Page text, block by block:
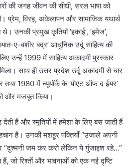
की जगह जीवन की सीधी, सरल भाषा को
प्रेम, विरह, अकेलापन और सामाजिक यथार्थ
उनकी प्रमुख कृतियाँ ‘इकाई’, ‘इमेज’,
ए-बशीर बद्र’ आधुनिक उर्दू साहित्य की
उन्हें 1999 में साहित्य अकादमी पुरस्कार
साथ ही उत्तर प्रदेश उर्दू अकादमी से चार
तथा 1980 में न्यूयॉर्क के ‘पोएट ऑफ द ईयर’
और मजबूत किया।
हैं और स्मृतियों में हमेशा के लिए बस जाती हैं
है। उनकी मशहूर पंक्तियाँ “उजाले अपनी
“दुश्मनी जम कर करो लेकिन ये गुंजाइश रहे…”
जो रिश्तों और भावनाओं को एक नई दृष्टि